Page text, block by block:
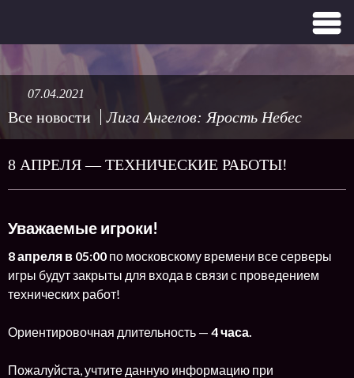
Все новости Лига Ангелов: Ярость Небес
07.04.2021
8 АПРЕЛЯ — ТЕХНИЧЕСКИЕ РАБОТЫ!
Уважаемые игроки!
8 апреля в 05:00 по московскому времени все серверы
игры будут закрыты для входа в связи с проведением
технических работ!
Ориентировочная длительность — 4 часа.
Пожалуйста, учтите данную информацию при